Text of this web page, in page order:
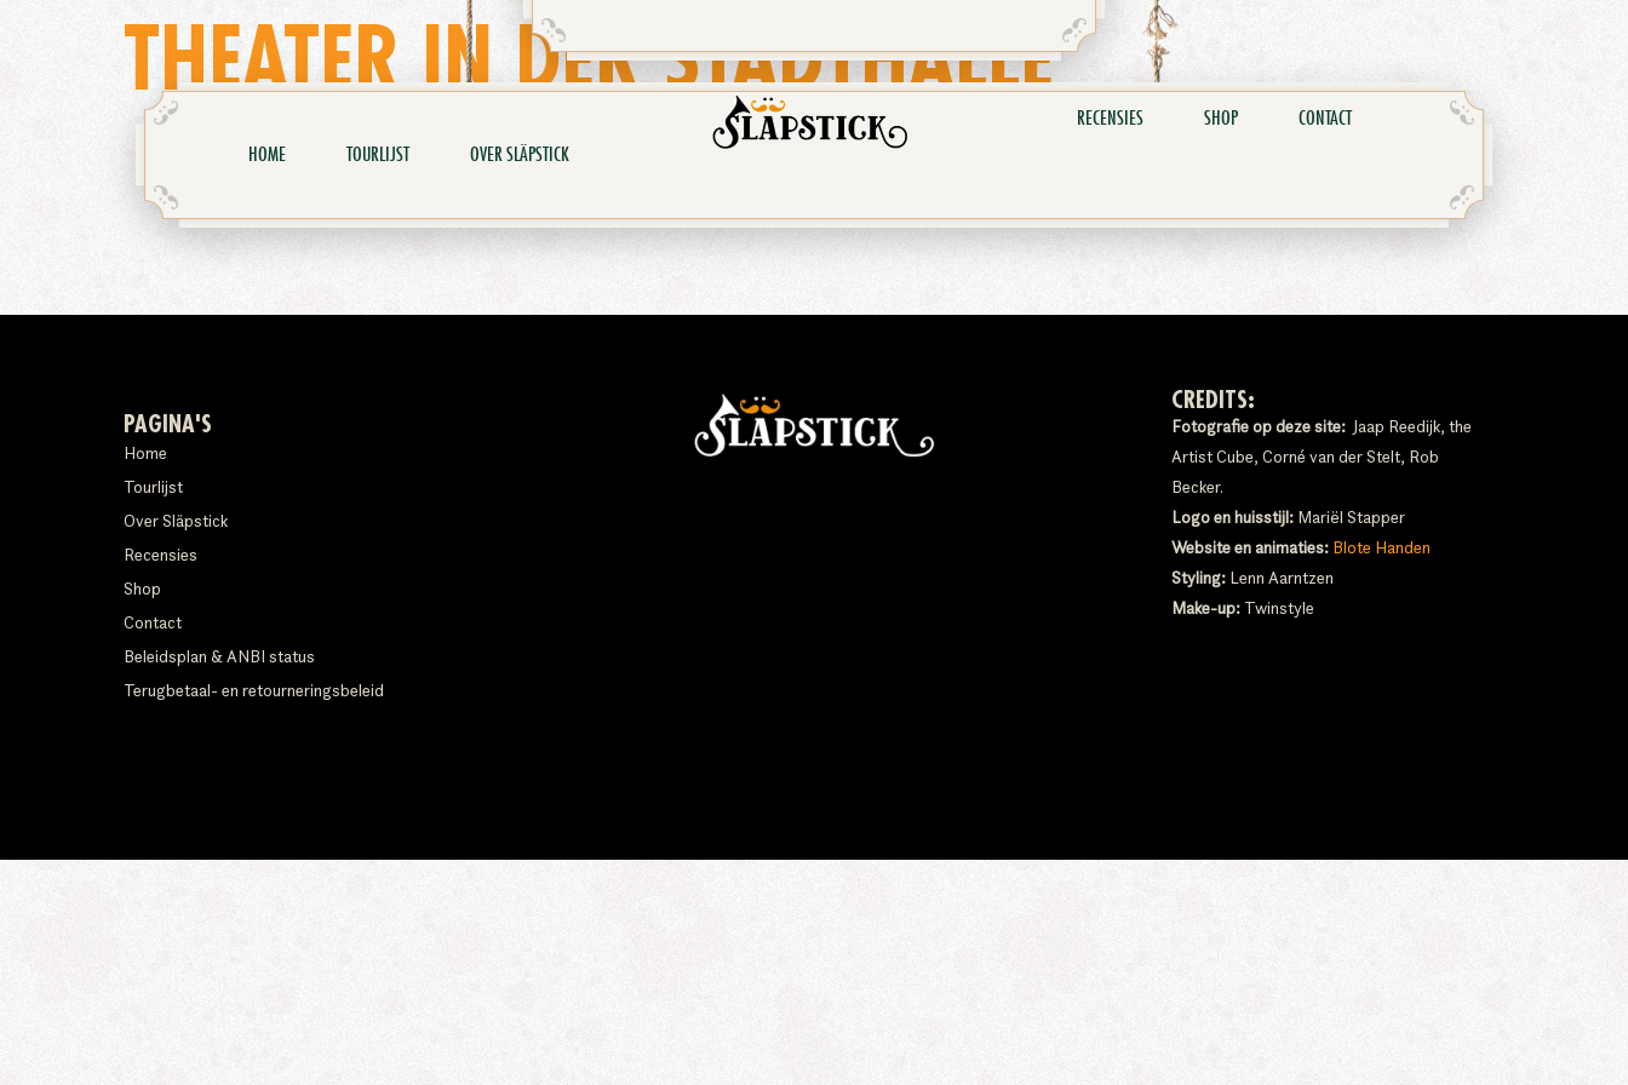
HOME TOURLIJST OVER SLÄPSTICK
RECENSIES SHOP CONTACT
THEATER IN DER STADTHALLE
PAGINA'S
Home
Tourlijst
Over Släpstick
Recensies
Shop
Contact
Beleidsplan & ANBI status
Terugbetaal- en retourneringsbeleid
CREDITS:
Fotografie op deze site: Jaap Reedijk, the
Artist Cube, Corné van der Stelt, Rob
Becker.
Logo en huisstijl: Mariël Stapper
Website en animaties: Blote Handen
Styling: Lenn Aarntzen
Make-up: Twinstyle